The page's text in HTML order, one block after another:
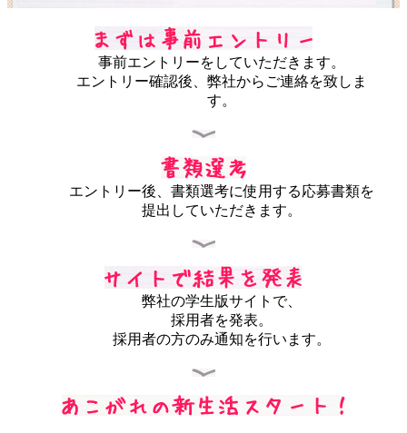
事前エントリーをしていただきます。
エントリー確認後、弊社からご連絡を致しま
す。
エントリー後、書類選考に使用する応募書類を
提出していただきます。
弊社の学生版サイトで、
採用者を発表。
採用者の方のみ通知を行います。